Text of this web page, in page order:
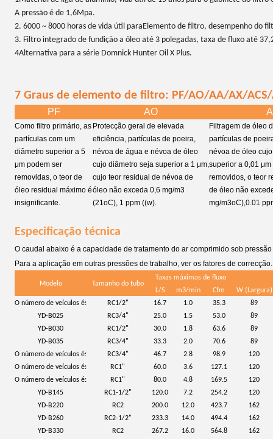
A pressão é de 1,6Mpa.
2. 6000 ~ 8000 horas de vida útil paraElemento de filtro, desempenho do
3. Filtro integrado de fundição a óleo até 3 polegadas, taxa de fluxo até
4Alternativa para a série Domnick Hunter Oil X Plus.
7 Graus de elemento de filtro: PF/AO/AA/AX/ACS/
PF AO
Como filtro primário, as
partículas com um
diâmetro superior a 5
μm podem ser
removidas, o teor de
óleo residual máximo é
insignificante.
Protecção geral de elevada
eficiência, partículas de poeira,
névoa de água e névoa de óleo
cujo diâmetro seja superior a 1 μm,
cujo teor residual de névoa de
óleo não exceda 0,6 mg/m3
(21oC), 1 ppm ((w).
Filtragem de óleo
partículas de
névoa de óleo
superior a 0,01
removidos, o teor
de óleo não
mg/m3oC),0.01
Especificação técnica
O caudal abaixo é a capacidade de tratamento do ar comprimido sob
Para a aplicação em outras pressões de trabalho, ver os fatores de correcção.
Modelo Tamanho do tubo
Taxas máximas de fluxo
L/S
m3/min Cfm W ( Largura)
O número de veículos é: RC1/2" 16.7 1.0 35.3
89
YD-B025
RC3/4" 25.0 1.5 53.0
89
YD-B030
RC1/2" 30.0 1.8 63.6
89
YD-B035
RC3/4" 33.3 2.0 70.6
89
O número de veículos é:
RC3/4" 46.7 2.8 98.9
120
O número de veículos é:
RC1" 60.0 3.6 127.1
120
O número de veículos é:
RC1" 80.0 4.8 169.5
120
YD-B145
RC1-1/2" 120.0 7.2 254.2
120
YD-B220
RC2 200.0 12.0 423.7
162
YD-B260
RC2-1/2" 233.3 14.0 494.4
162
YD-B330
RC2 267.2 16.0 564.8 162